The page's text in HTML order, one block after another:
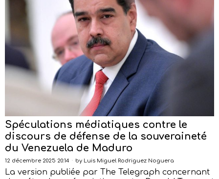
Spéculations médiatiques contre le
discours de défense de la souveraineté
du Venezuela de Maduro
12 décembre 2025 20:14 by Luis Miguel Rodriguez Noguera
La version publiée par The Telegraph concernant